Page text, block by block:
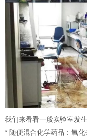
我们来看看一般实验室发
* 随便混合化学药品：氧